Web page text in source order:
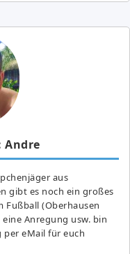
Andre
aus
gibt es noch ein großes
Fußball (Oberhausen
Anregung usw. bin
per eMail für euch